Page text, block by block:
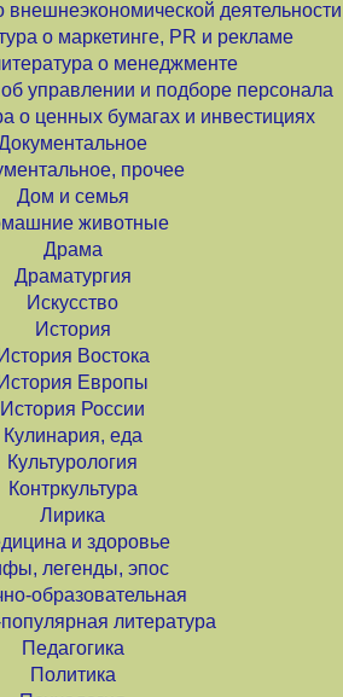
внешнеэкономической деятельности
о маркетинге, PR и рекламе
о менеджменте
управлении и подборе персонала
о ценных бумагах и инвестициях
прочее
Дом и семья
животные
Драма
Драматургия
Искусство
История
История Востока
История Европы
История России
Кулинария, еда
Культурология
Контркультура
Лирика
и здоровье
легенды, эпос
образовательная
литература
Педагогика
Политика